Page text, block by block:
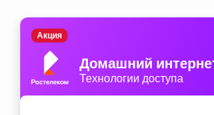
Домашний
Технологии доступа
Акция